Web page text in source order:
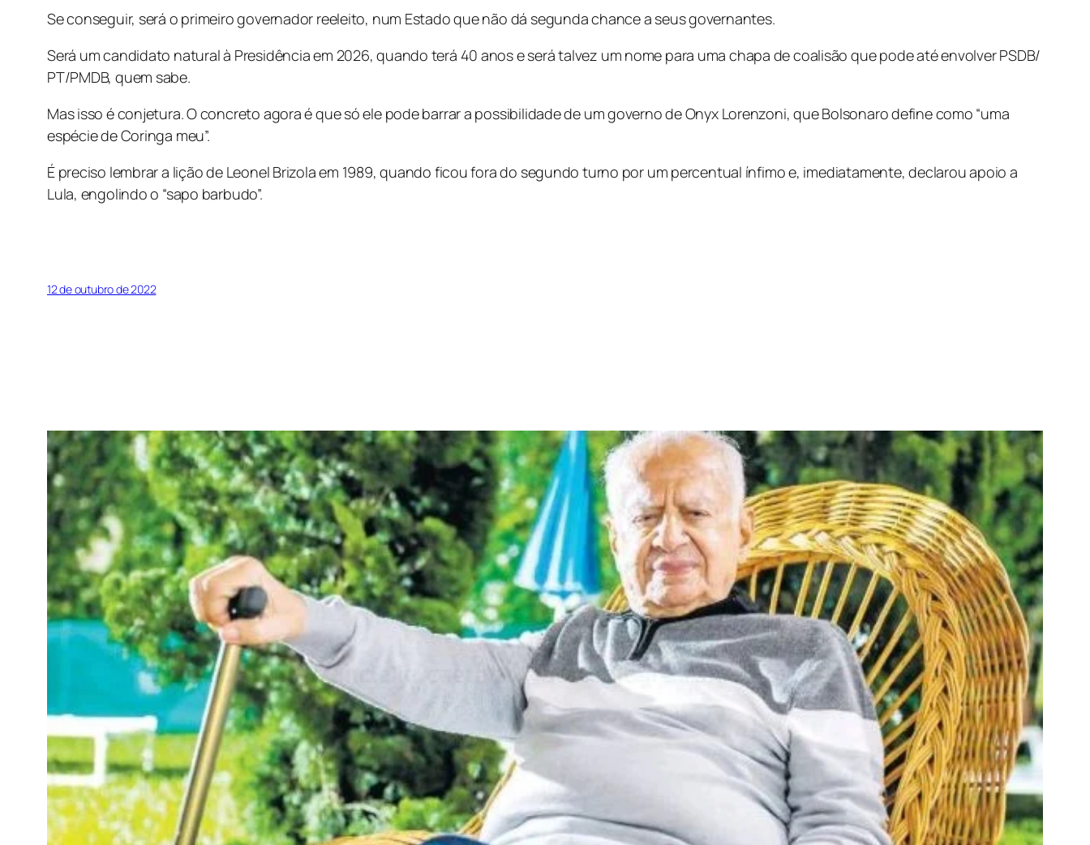
Se conseguir, será o primeiro governador reeleito, num Estado que não dá segunda chance a seus governantes.
Será um candidato natural à Presidência em 2026, quando terá 40 anos e será talvez um nome para uma chapa de coalisão que pode até envolver PSDB/
PT/PMDB, quem sabe.
Mas isso é conjetura. O concreto agora é que só ele pode barrar a possibilidade de um governo de Onyx Lorenzoni, que Bolsonaro define como “uma
espécie de Coringa meu”.
É preciso lembrar a lição de Leonel Brizola em 1989, quando ficou fora do segundo turno por um percentual ínfimo e, imediatamente, declarou apoio a
Lula, engolindo o “sapo barbudo”.
12 de outubro de 2022